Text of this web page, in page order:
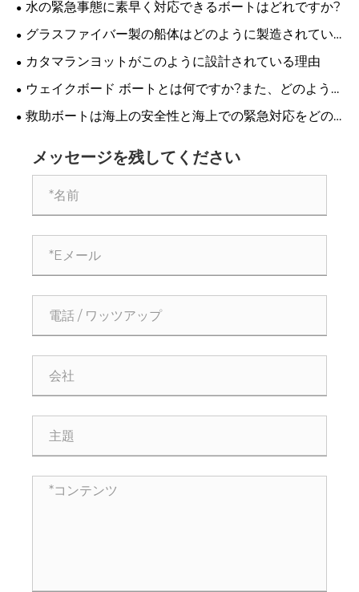
水の緊急事態に素早く対応できるボートはどれですか?
グラスファイバー製の船体はどのように製造されてい
るのか
カタマランヨットがこのように設計されている理由
ウェイクボード ボートとは何ですか?また、どのよう
に機能するのですか?
救助ボートは海上の安全性と海上での緊急対応をどの
メッセージを残してください